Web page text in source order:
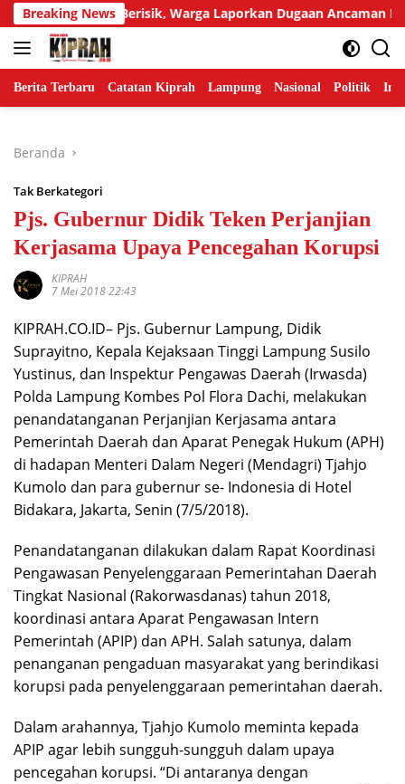
Langsung
ke
konten
Breaking News
Tetangga Berisik, Warga Laporkan Dugaan Ancaman
Berita Terbaru Catatan Kiprah Lampung Nasional Politik
Beranda
Tak Berkategori
Pjs. Gubernur Didik Teken Perjanjian
Kerjasama Upaya Pencegahan Korupsi
KIPRAH
7 Mei 2018 22:43
KIPRAH.CO.ID– Pjs. Gubernur Lampung, Didik
Suprayitno, Kepala Kejaksaan Tinggi Lampung Susilo
Yustinus, dan Inspektur Pengawas Daerah (Irwasda)
Polda Lampung Kombes Pol Flora Dachi, melakukan
penandatanganan Perjanjian Kerjasama antara
Pemerintah Daerah dan Aparat Penegak Hukum (APH)
di hadapan Menteri Dalam Negeri (Mendagri) Tjahjo
Kumolo dan para gubernur se- Indonesia di Hotel
Bidakara, Jakarta, Senin (7/5/2018).
Penandatanganan dilakukan dalam Rapat Koordinasi
Pengawasan Penyelenggaraan Pemerintahan Daerah
Tingkat Nasional (Rakorwasdanas) tahun 2018,
koordinasi antara Aparat Pengawasan Intern
Pemerintah (APIP) dan APH. Salah satunya, dalam
penanganan pengaduan masyarakat yang berindikasi
korupsi pada penyelenggaraan pemerintahan daerah.
Dalam arahannya, Tjahjo Kumolo meminta kepada
APIP agar lebih sungguh-sungguh dalam upaya
pencegahan korupsi. “Di antaranya dengan